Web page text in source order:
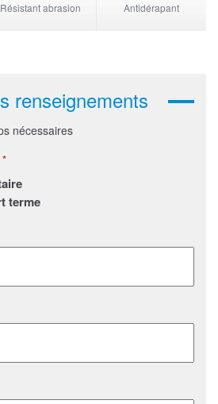
Résistant abrasion Antidérapant
renseignements
nécessaires
*
terme